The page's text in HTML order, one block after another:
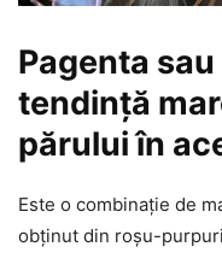
Pagenta
tendință
părului în
Este o combinație de
obținut din roșu-